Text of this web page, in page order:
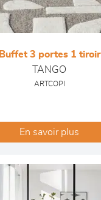
Buffet 3 portes 1 tiroir
TANGO
ARTCOPI
En savoir plus